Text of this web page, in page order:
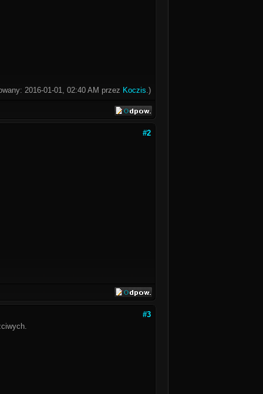
2016-01-01, 02:40 AM przez Koczis.)
#2
#3